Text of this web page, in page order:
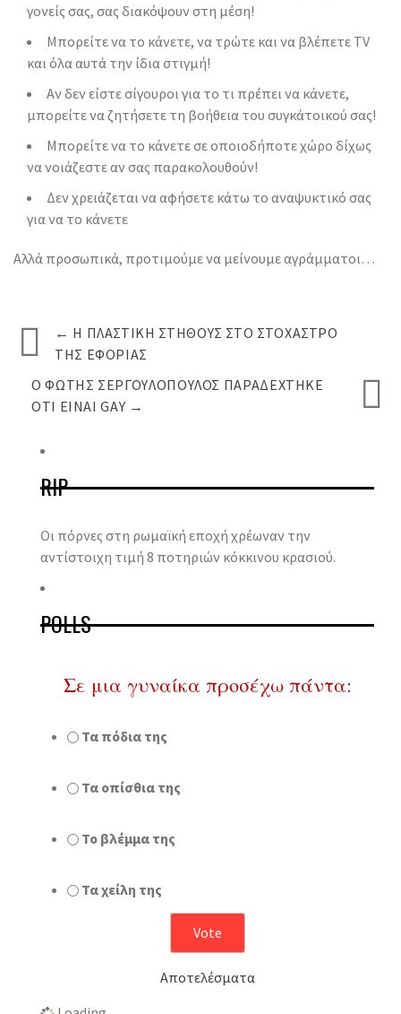
γονείς σας, σας διακόψουν στη μέση!
Μπορείτε να το κάνετε, να τρώτε και να βλέπετε TV
και όλα αυτά την ίδια στιγμή!
Αν δεν είστε σίγουροι για το τι πρέπει να κάνετε,
μπορείτε να ζητήσετε τη βοήθεια του συγκάτοικού σας!
Μπορείτε να το κάνετε σε οποιοδήποτε χώρο δίχως
να νοιάζεστε αν σας παρακολουθούν!
Δεν χρειάζεται να αφήσετε κάτω το αναψυκτικό σας
για να το κάνετε
Αλλά προσωπικά, προτιμούμε να μείνουμε αγράμματοι…
← Η ΠΛΑΣΤΙΚΉ ΣΤΉΘΟΥΣ ΣΤΟ ΣΤΌΧΑΣΤΡΟ
ΤΗΣ ΕΦΟΡΊΑΣ
Ο ΦΏΤΗΣ ΣΕΡΓΟΥΛΌΠΟΥΛΟΣ ΠΑΡΑΔΈΧΤΗΚΕ
ΟΤΙ ΕΊΝΑΙ GAY →
RIP
Οι πόρνες στη ρωμαϊκή εποχή χρέωναν την
αντίστοιχη τιμή 8 ποτηριών κόκκινου κρασιού.
POLLS
Σε μια γυναίκα προσέχω πάντα:
Τα πόδια της
Τα οπίσθια της
Το βλέμμα της
Τα χείλη της
Αποτελέσματα